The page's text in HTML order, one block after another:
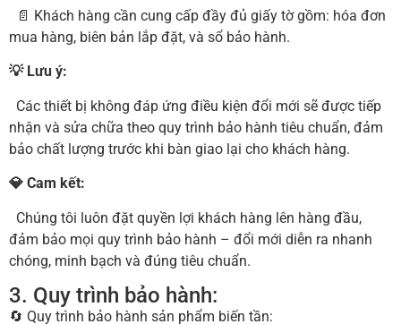
📄 Khách hàng cần cung cấp đầy đủ giấy tờ gồm: hóa đơn
mua hàng, biên bản lắp đặt, và sổ bảo hành.
💡 Lưu ý:
Các thiết bị không đáp ứng điều kiện đổi mới sẽ được tiếp
nhận và sửa chữa theo quy trình bảo hành tiêu chuẩn, đảm
bảo chất lượng trước khi bàn giao lại cho khách hàng.
💎 Cam kết:
Chúng tôi luôn đặt quyền lợi khách hàng lên hàng đầu,
đảm bảo mọi quy trình bảo hành – đổi mới diễn ra nhanh
chóng, minh bạch và đúng tiêu chuẩn.
3. Quy trình bảo hành:
🔄 Quy trình bảo hành sản phẩm biến tần: